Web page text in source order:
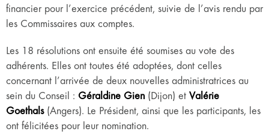
financier pour l’exercice précédent, suivie de l’avis rendu par
les Commissaires aux comptes.
Les 18 résolutions ont ensuite été soumises au vote des
adhérents. Elles ont toutes été adoptées, dont celles
concernant l’arrivée de deux nouvelles administratrices au
sein du Conseil : Géraldine Gien (Dijon) et Valérie
Goethals(Angers). Le Président, ainsi que les participants, les
ont félicitées pour leur nomination.